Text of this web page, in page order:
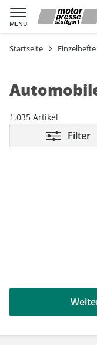
MENÜ
Warenkorb
Startseite Einzelhefte
1.035 Artikel
Filter